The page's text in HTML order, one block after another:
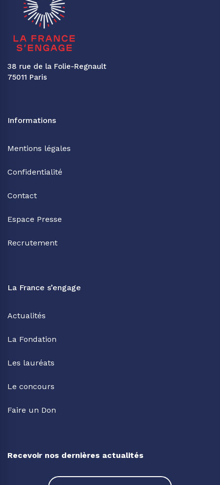
38 rue de la Folie-Regnault
75011 Paris
Informations
Mentions légales
Confidentialité
Contact
Espace Presse
Recrutement
La France s’engage
Actualités
La Fondation
Les lauréats
Le concours
Faire un Don
Recevoir nos dernières actualités